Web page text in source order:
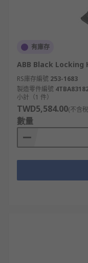
有庫存
ABB Black Locking
RS庫存編號 253-1683
製造零件編號
小計（1 件）
TWD5,584.00(不含
數量